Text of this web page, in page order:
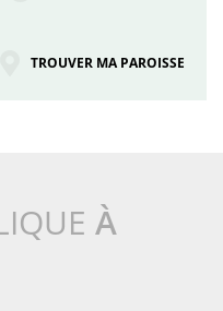
TROUVER MA PAROISSE
À